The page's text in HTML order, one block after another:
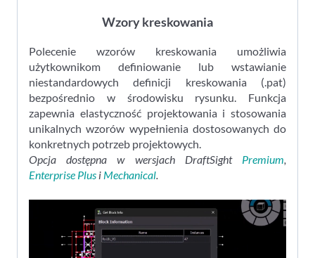
Wzory kreskowania
Polecenie wzorów kreskowania umożliwia
użytkownikom definiowanie lub wstawianie
niestandardowych definicji kreskowania (.pat)
bezpośrednio w środowisku rysunku. Funkcja
zapewnia elastyczność projektowania i stosowania
unikalnych wzorów wypełnienia dostosowanych do
konkretnych potrzeb projektowych.
Opcja dostępna w wersjach DraftSight Premium,
Enterprise Plus i Mechanical.